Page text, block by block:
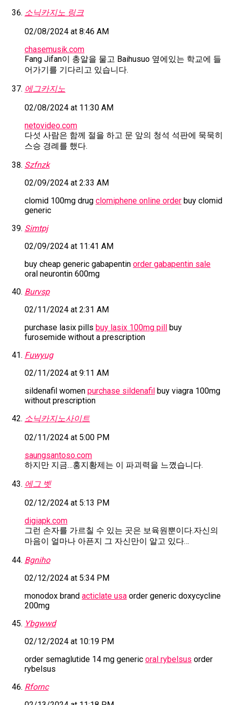
소닉카지노 링크
02/08/2024 at 8:46 AM
chasemusik.com
Fang Jifan이 총알을 물고 Baihusuo 옆에있는 학교에 들
어가기를 기다리고 있습니다.
에그카지노
02/08/2024 at 11:30 AM
netovideo.com
다섯 사람은 함께 절을 하고 문 앞의 청석 석판에 묵묵히
스승 경례를 했다.
Szfnzk
02/09/2024 at 2:33 AM
clomid 100mg drug clomiphene online order buy clomid
generic
Simtpj
02/09/2024 at 11:41 AM
buy cheap generic gabapentin order gabapentin sale
oral neurontin 600mg
Burvsp
02/11/2024 at 2:31 AM
purchase lasix pills buy lasix 100mg pill buy
furosemide without a prescription
Fuwyug
02/11/2024 at 9:11 AM
sildenafil women purchase sildenafil buy viagra 100mg
without prescription
소닉카지노사이트
02/11/2024 at 5:00 PM
saungsantoso.com
하지만 지금…홍지황제는 이 파괴력을 느꼈습니다.
에그 벳
02/12/2024 at 5:13 PM
digiapk.com
그런 손자를 가르칠 수 있는 곳은 보육원뿐이다.자신의
마음이 얼마나 아픈지 그 자신만이 알고 있다…
Bgniho
02/12/2024 at 5:34 PM
monodox brand acticlate usa order generic doxycycline
200mg
Ybgwwd
02/12/2024 at 10:19 PM
order semaglutide 14 mg generic oral rybelsus order
rybelsus
Rfornc